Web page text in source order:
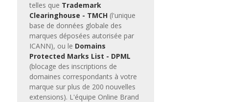
telles que Trademark
Clearinghouse - TMCH (l'unique
base de données globale des
marques déposées autorisée par
ICANN), ou le Domains
Protected Marks List - DPML
(blocage des inscriptions de
domaines correspondants à votre
marque sur plus de 200 nouvelles
extensions). L'équipe Online Brand